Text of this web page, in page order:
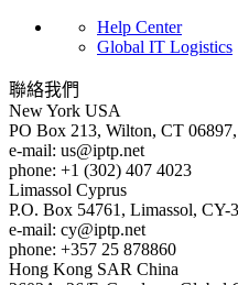
Help Center
Global IT Logistics
聯絡我們
New York USA
PO Box 213, Wilton, CT
e-mail: us
iptp.net
phone: +1 (302) 407 4023
Limassol Cyprus
P.O. Box 54761, Limassol, CY-
e-mail: cy
iptp.net
phone: +357 25 878860
Hong Kong SAR China